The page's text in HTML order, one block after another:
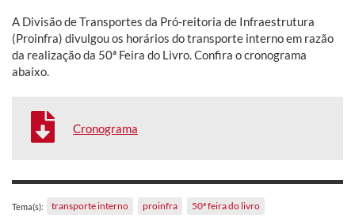
A Divisão de Transportes da Pró-reitoria de Infraestrutura
(Proinfra) divulgou os horários do transporte interno em razão
da realização da 50ª Feira do Livro. Confira o cronograma
abaixo.
Cronograma
Tema(s): transporte interno proinfra 50ª feira do livro